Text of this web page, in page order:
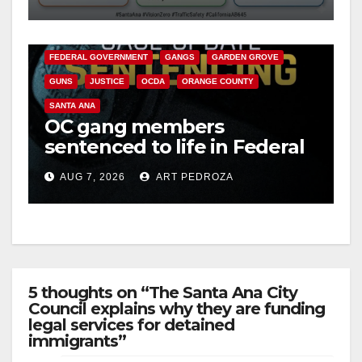
ANAHEIM CALIFORNIA
FEDERAL GOVERNMENT GANGS GARDEN GROVE
GUNS JUSTICE OCDA ORANGE COUNTY
SANTA ANA
OC gang members
sentenced to life in Federal
prison over Mexican Mafia
hitAUG 7, 2026 ART PEDROZA
5 thoughts on “The Santa Ana City
Council explains why they are funding
legal services for detained
immigrants”